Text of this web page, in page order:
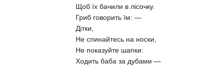
Щоб їх бачили в лісочку.
Гриб говорить їм: —
Дітки,
Не спинайтесь на носки,
Не показуйте шапки:
Ходить баба за дубами —